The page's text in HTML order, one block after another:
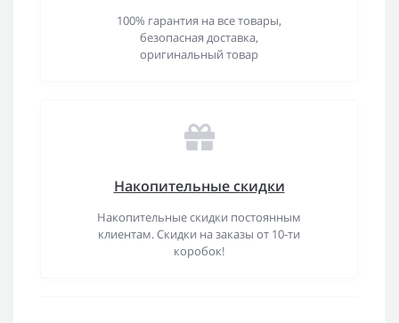
100% гарантия на все товары,
безопасная доставка,
оригинальный товар
Накопительные скидки
Накопительные скидки постоянным
клиентам. Скидки на заказы от 10-ти
коробок!